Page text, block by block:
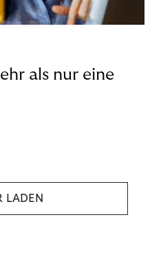
als nur eine
LADEN